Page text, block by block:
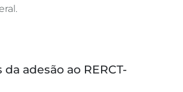
adesão ao RERCT-